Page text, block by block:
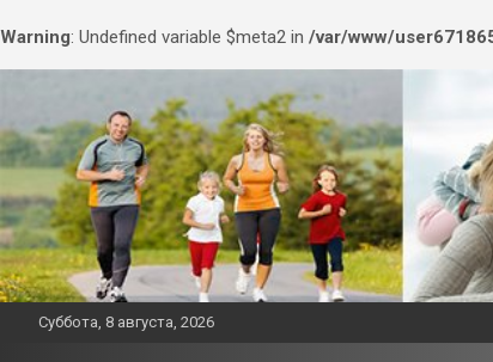
Warning: Undefined variable $meta2 in /var/www/
содержимому
Суббота, 8 августа, 2026